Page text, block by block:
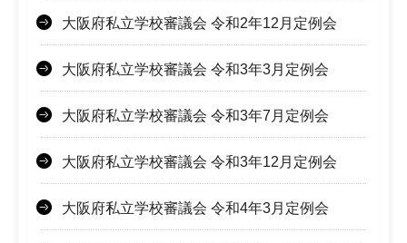
大阪府私立学校審議会 令和2年12月定例会
大阪府私立学校審議会 令和3年3月定例会
大阪府私立学校審議会 令和3年7月定例会
大阪府私立学校審議会 令和3年12月定例会
大阪府私立学校審議会 令和4年3月定例会